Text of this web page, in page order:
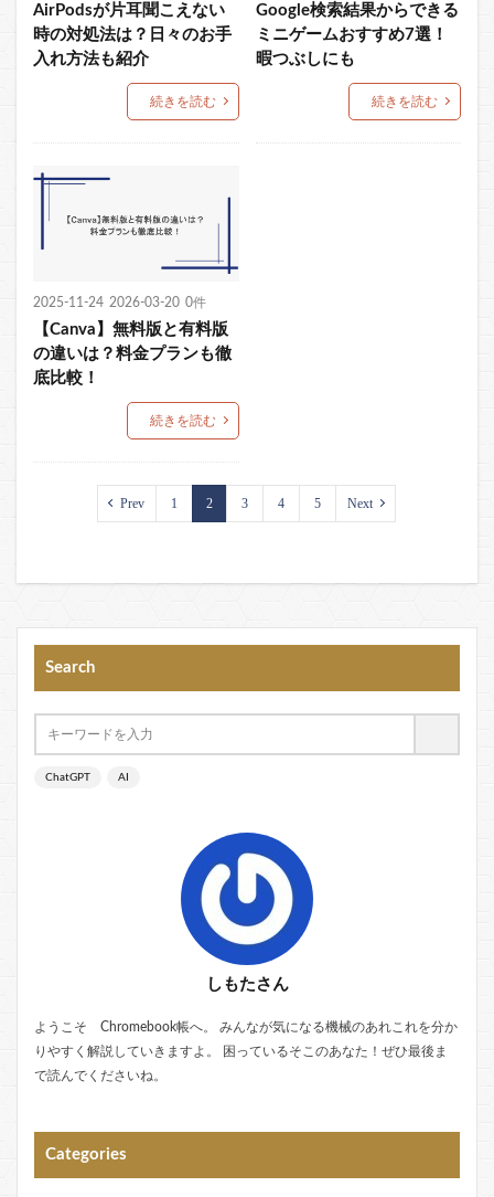
AirPodsが片耳聞こえない
時の対処法は？日々のお手
入れ方法も紹介
続きを読む
Google検索結果からできる
ミニゲームおすすめ7選！
暇つぶしにも
続きを読む
2025-11-24 2026-03-20 0件
【Canva】無料版と有料版
の違いは？料金プランも徹
底比較！
続きを読む
Prev 1 2 3 4 5 Next
Search
ChatGPT AI
しもたさん
ようこそ Chromebook帳へ。 みんなが気になる機械のあれこれを分か
りやすく解説していきますよ。 困っているそこのあなた！ぜひ最後ま
で読んでくださいね。
Categories